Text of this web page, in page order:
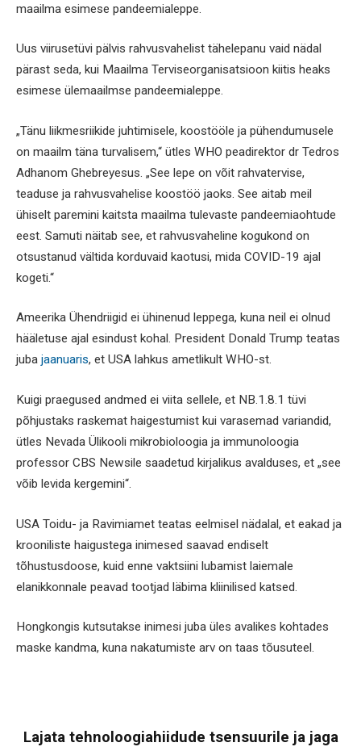
maailma esimese pandeemialeppe.
Uus viirusetüvi pälvis rahvusvahelist tähelepanu vaid nädal
pärast seda, kui Maailma Terviseorganisatsioon kiitis heaks
esimese ülemaailmse pandeemialeppe.
„Tänu liikmesriikide juhtimisele, koostööle ja pühendumusele
on maailm täna turvalisem,“ ütles WHO peadirektor dr Tedros
Adhanom Ghebreyesus. „See lepe on võit rahvatervise,
teaduse ja rahvusvahelise koostöö jaoks. See aitab meil
ühiselt paremini kaitsta maailma tulevaste pandeemiaohtude
eest. Samuti näitab see, et rahvusvaheline kogukond on
otsustanud vältida korduvaid kaotusi, mida COVID-19 ajal
kogeti.“
Ameerika Ühendriigid ei ühinenud leppega, kuna neil ei olnud
hääletuse ajal esindust kohal. President Donald Trump teatas
juba jaanuaris, et USA lahkus ametlikult WHO-st.
Kuigi praegused andmed ei viita sellele, et NB.1.8.1 tüvi
põhjustaks raskemat haigestumist kui varasemad variandid,
ütles Nevada Ülikooli mikrobioloogia ja immunoloogia
professor CBS Newsile saadetud kirjalikus avalduses, et „see
võib levida kergemini“.
USA Toidu- ja Ravimiamet teatas eelmisel nädalal, et eakad ja
krooniliste haigustega inimesed saavad endiselt
tõhustusdoose, kuid enne vaktsiini lubamist laiemale
elanikkonnale peavad tootjad läbima kliinilised katsed.
Hongkongis kutsutakse inimesi juba üles avalikes kohtades
maske kandma, kuna nakatumiste arv on taas tõusuteel.
Lajata tehnoloogiahiidude tsensuurile ja jaga